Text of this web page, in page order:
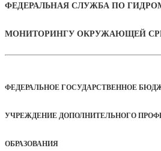
ФЕДЕРАЛЬНАЯ СЛУЖБА ПО
МОНИТОРИНГУ ОКРУЖАЮЩЕЙ
ФЕДЕРАЛЬНОЕ ГОСУДАРСТВЕННОЕ
УЧРЕЖДЕНИЕ ДОПОЛНИТЕЛЬНОГО
ОБРАЗОВАНИЯ